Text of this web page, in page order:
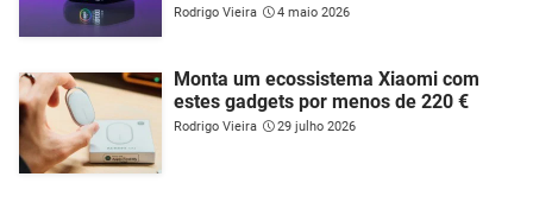
Rodrigo Vieira 4 maio 2026
Monta um ecossistema Xiaomi com
estes gadgets por menos de 220 €
Rodrigo Vieira 29 julho 2026